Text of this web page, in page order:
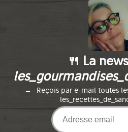
🍴 La
Reçois par e-mail toutes